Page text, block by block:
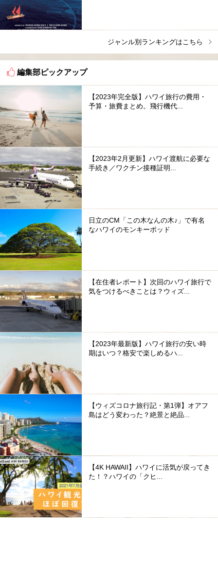
ジャンル別ランキングはこちら
編集部ピックアップ
【2023年完全版】ハワイ旅行の費用・
予算・旅費まとめ。飛行機代...
【2023年2月更新】ハワイ渡航に必要な
手続き／ワクチン接種証明...
日立のCM「この木なんの木♪」で有名
なハワイのモンキーポッド
【在住者レポート】次回のハワイ旅行で
気をつけるべきことは？ウィズ...
【2023年最新版】ハワイ旅行の安い時
期はいつ？格安で楽しめるハ...
【ウィズコロナ旅行記・第1弾】オアフ
島はどう変わった？絶景と絶品...
【4K HAWAII】ハワイに活気が戻ってき
た！？ハワイの「クヒ...